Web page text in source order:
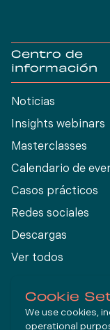
Centro de
información
Noticias
Insights webinars
Masterclasses
Calendario de
Casos prácticos
Redes sociales
Descargas
Ver todos
Cookie
We use cookies,
operational